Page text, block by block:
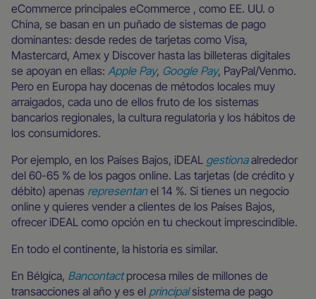
eCommerce principales eCommerce , como EE. UU. o
China, se basan en un puñado de sistemas de pago
dominantes: desde redes de tarjetas como Visa,
Mastercard, Amex y Discover hasta las billeteras digitales
se apoyan en ellas: Apple Pay, Google Pay, PayPal/Venmo.
Pero en Europa hay docenas de métodos locales muy
arraigados, cada uno de ellos fruto de los sistemas
bancarios regionales, la cultura regulatoria y los hábitos de
los consumidores.
Por ejemplo, en los Países Bajos, iDEAL gestionaalrededor
del 60-65 % de los pagos online. Las tarjetas (de crédito y
débito) apenas representanel 14 %. Si tienes un negocio
online y quieres vender a clientes de los Países Bajos,
ofrecer iDEAL como opción en tu checkout imprescindible.
En todo el continente, la historia es similar.
En Bélgica, Bancontactprocesa miles de millones de
transacciones al año y es el principalsistema de pago